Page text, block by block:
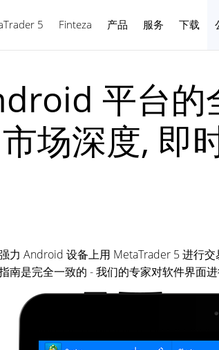
5 Finteza 产品 服务 下载
平台
场深度, 即
力 Android 设备上用 MetaTrader 5 进行
南是完全一致的 - 我们的专家对软件界面进